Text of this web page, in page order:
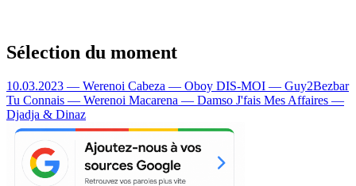
Sélection du moment
10.03.2023 — Werenoi Cabeza — Oboy DIS-MOI — Guy2Bezbar
Tu Connais — Werenoi Macarena — Damso J'fais Mes Affaires —
Djadja & Dinaz